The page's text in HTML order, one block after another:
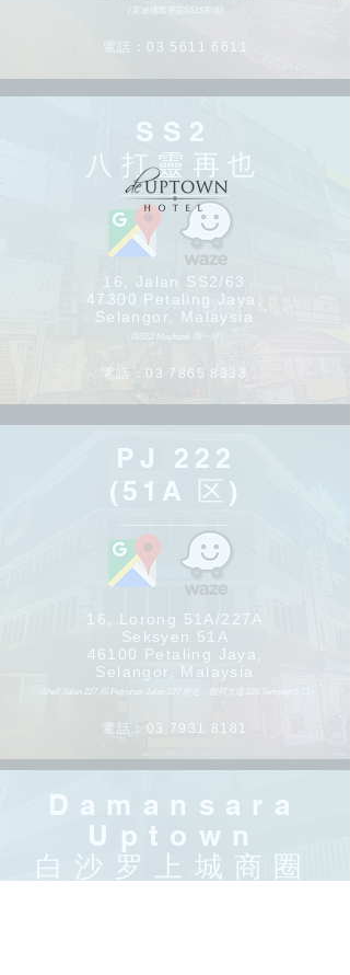
(英迪國際學院SS15對面)
電話：03 5611 6611
SS2
八打靈再也
16, Jalan SS2/63
47300 Petaling Jaya,
Selangor, Malaysia
（與SS2 Maybank 同一排）
電話：03 7865 8333
PJ 222
(51A 区)
16, Lorong 51A/227A
Seksyen 51A
46100 Petaling Jaya,
Selangor, Malaysia
（Shell Jalan 227 和 Petronas Jalan 227 附近，聯邦大道 226 Templer出口）
電話：03 7931 8181
Damansara
Uptown
​白沙罗上城商圈